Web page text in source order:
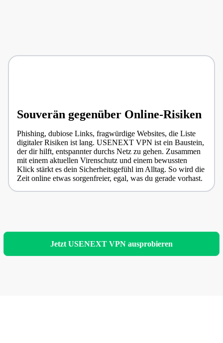
Souverän gegenüber Online-Risiken
Phishing, dubiose Links, fragwürdige Websites, die Liste
digitaler Risiken ist lang. USENEXT VPN ist ein Baustein,
der dir hilft, entspannter durchs Netz zu gehen. Zusammen
mit einem aktuellen Virenschutz und einem bewussten
Klick stärkt es dein Sicherheitsgefühl im Alltag. So wird die
Zeit online etwas sorgenfreier, egal, was du gerade vorhast.
Jetzt USENEXT VPN ausprobieren